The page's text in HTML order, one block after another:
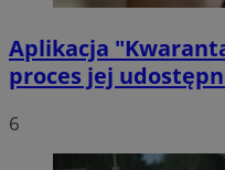
Aplikacja
proces jej
6